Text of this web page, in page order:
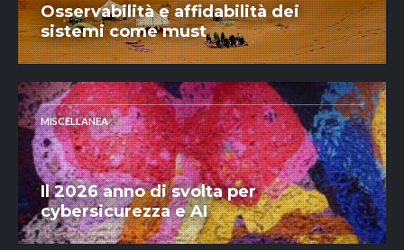
Osservabilità e affidabilità dei
sistemi come must
MISCELLANEA
Il 2026 anno di svolta per
cybersicurezza e AI